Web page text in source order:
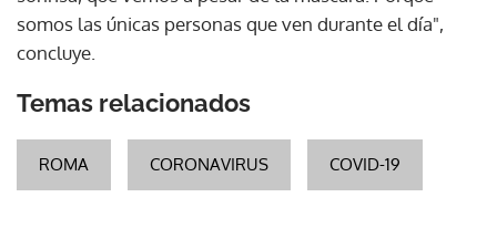
somos las únicas personas que ven durante el día",
concluye.
Temas relacionados
ROMA CORONAVIRUS COVID-19